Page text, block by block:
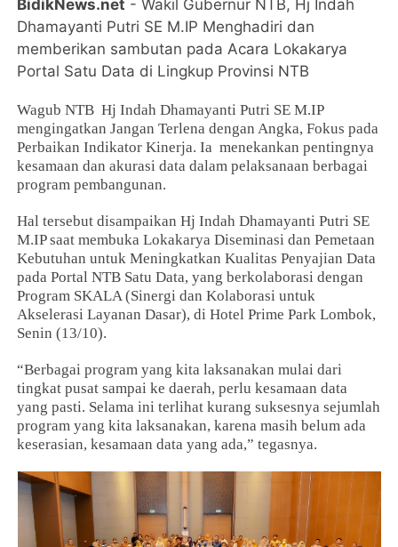
BidikNews.net - Wakil Gubernur NTB, Hj Indah
Dhamayanti Putri SE M.IP Menghadiri dan
memberikan sambutan pada Acara Lokakarya
Portal Satu Data di Lingkup Provinsi NTB
Wagub NTB Hj Indah Dhamayanti Putri SE M.IP
mengingatkan Jangan Terlena dengan Angka, Fokus pada
Perbaikan Indikator Kinerja. Ia menekankan pentingnya
kesamaan dan akurasi data dalam pelaksanaan berbagai
program pembangunan.
Hal tersebut disampaikan Hj Indah Dhamayanti Putri SE
M.IP saat membuka Lokakarya Diseminasi dan Pemetaan
Kebutuhan untuk Meningkatkan Kualitas Penyajian Data
pada Portal NTB Satu Data, yang berkolaborasi dengan
Program SKALA (Sinergi dan Kolaborasi untuk
Akselerasi Layanan Dasar), di Hotel Prime Park Lombok,
Senin (13/10).
“Berbagai program yang kita laksanakan mulai dari
tingkat pusat sampai ke daerah, perlu kesamaan data
yang pasti. Selama ini terlihat kurang suksesnya sejumlah
program yang kita laksanakan, karena masih belum ada
keserasian, kesamaan data yang ada,” tegasnya.